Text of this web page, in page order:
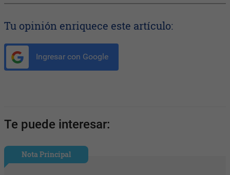
Tu opinión enriquece este artículo:
Ingresar con Google
Te puede interesar:
Nota Principal